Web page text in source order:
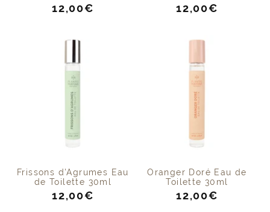
Prix
12,00€
Prix
12,00€
Frissons d'Agrumes Eau
de Toilette 30ml
Prix
12,00€
Oranger Doré Eau de
Toilette 30ml
Prix
12,00€